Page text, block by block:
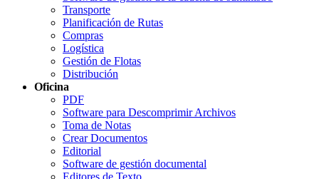
Transporte
Planificación de Rutas
Compras
Logística
Gestión de Flotas
Distribución
Oficina
PDF
Software para Descomprimir Archivos
Toma de Notas
Crear Documentos
Editorial
Software de gestión documental
Editores de Texto